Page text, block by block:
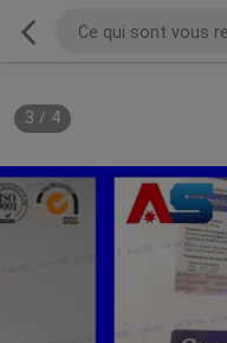
3 / 4